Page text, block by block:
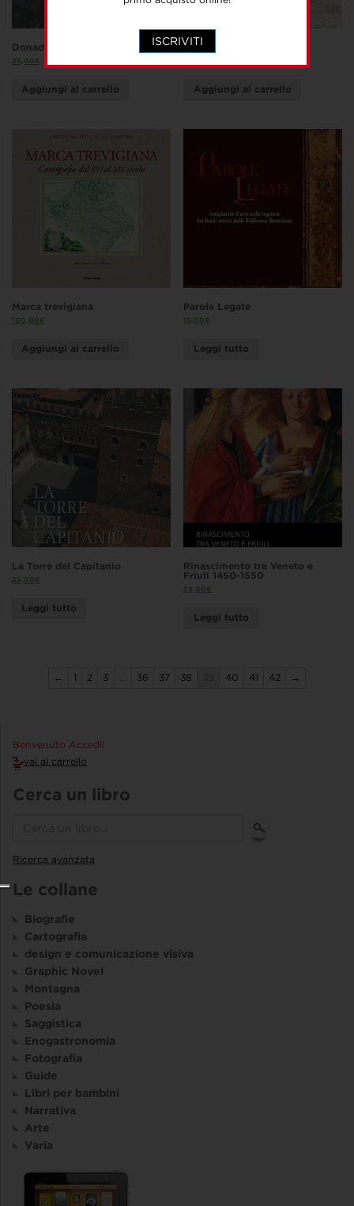
ISCRIVITI
Donadel. Opere recenti
25,00€
Aggiungi al carrello
Atlante Trevigiano
Aggiungi al carrello
Marca trevigiana
100,00€
Aggiungi al carrello
Parole Legate
15,00€
Leggi tutto
La Torre del Capitanio
25,00€
Leggi tutto
Rinascimento tra Veneto e
Friuli 1450-1550
25,00€
Leggi tutto
← 1 2 3 … 36 37 38 40 41 42 →
Benvenuto Accedi!
vai al carrello
Cerca un libro
Ricerca avanzata
Le collane
Biografie
Cartografia
design e comunicazione visiva
Graphic Novel
Montagna
Poesia
Saggistica
Enogastronomia
Fotografia
Guide
Libri per bambini
Narrativa
Arte
Varia